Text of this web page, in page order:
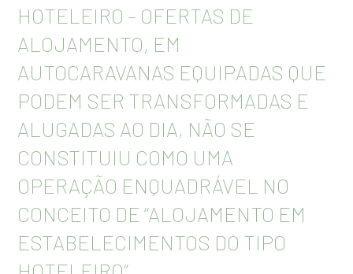
HOTELEIRO – OFERTAS DE
ALOJAMENTO, EM
AUTOCARAVANAS EQUIPADAS QUE
PODEM SER TRANSFORMADAS E
ALUGADAS AO DIA, NÃO SE
CONSTITUIU COMO UMA
OPERAÇÃO ENQUADRÁVEL NO
CONCEITO DE “ALOJAMENTO EM
ESTABELECIMENTOS DO TIPO